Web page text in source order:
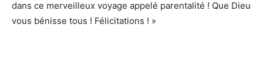
dans ce merveilleux voyage appelé parentalité ! Que Dieu
vous bénisse tous ! Félicitations ! »